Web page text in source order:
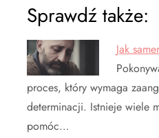
Sprawdź także:
Jak
proces, który wymaga
determinacji. Istnieje wiele
pomóc…